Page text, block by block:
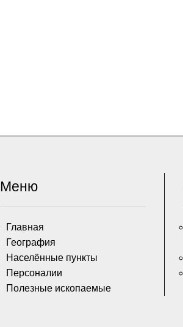
Меню
Главная
География
Населённые пункты
Персоналии
Полезные ископаемые